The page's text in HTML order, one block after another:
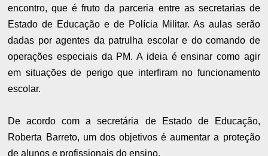
encontro, que é fruto da parceria entre as secretarias de
Estado de Educação e de Polícia Militar. As aulas serão
dadas por agentes da patrulha escolar e do comando de
operações especiais da PM. A ideia é ensinar como agir
em situações de perigo que interfiram no funcionamento
escolar.
De acordo com a secretária de Estado de Educação,
Roberta Barreto, um dos objetivos é aumentar a proteção
de alunos e profissionais do ensino.